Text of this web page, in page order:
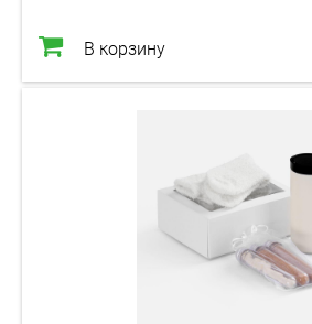
В корзину